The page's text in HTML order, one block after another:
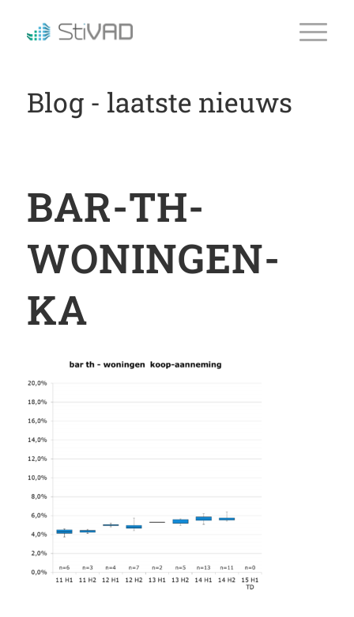
Blog - laatste nieuws
BAR-TH-
WONINGEN-
KA